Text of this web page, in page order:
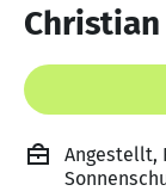
Angestellt,